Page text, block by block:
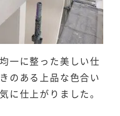
一に整った美しい仕
のある上品な色合い
に仕上がりました。